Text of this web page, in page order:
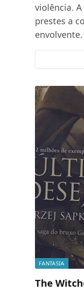
violência.
prestes a
FANTASIA
The